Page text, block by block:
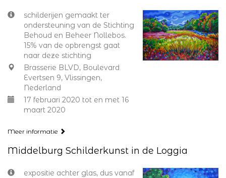
schilderijen gemaakt ter
ondersteuning van de Stichting
Behoud en Beheer Nollebos.
15% van de opbrengst gaat
naar deze stichting
Brasserie BLVD, Boulevard
Evertsen 9, Vlissingen,
Nederland
17 februari 2020 tot en met 16
maart 2020
Meer informatie
Middelburg Schilderkunst in de Loggia
expositie achter glas, dus vanaf